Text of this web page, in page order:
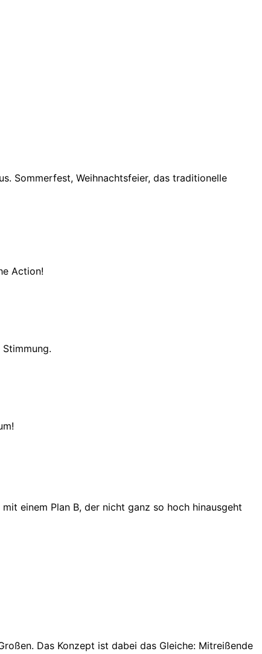
Sommerfest, Weihnachtsfeier, das traditionelle
Action!
einem Plan B, der nicht ganz so hoch hinausgeht
Das Konzept ist dabei das Gleiche: Mitreißende